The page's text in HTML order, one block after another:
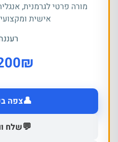
מורה פרטי לגרמנית,
אישית
₪
👤צפה
💬שלח